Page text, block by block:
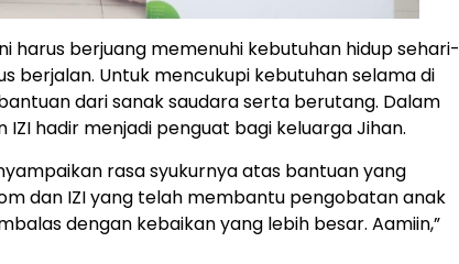
harus berjuang memenuhi kebutuhan hidup sehari-
berjalan. Untuk mencukupi kebutuhan selama di
dari sanak saudara serta berutang. Dalam
hadir menjadi penguat bagi keluarga Jihan.
rasa syukurnya atas bantuan yang
dan IZI yang telah membantu pengobatan anak
dengan kebaikan yang lebih besar. Aamiin,”